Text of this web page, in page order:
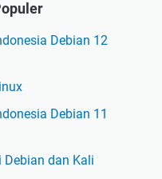
Debian 12
Debian 11
Debian dan Kali